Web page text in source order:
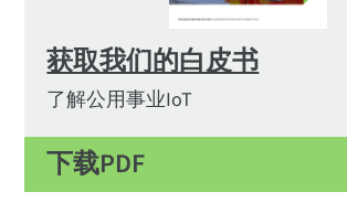
获取我们的白皮书
了解公用事业IoT
下载PDF